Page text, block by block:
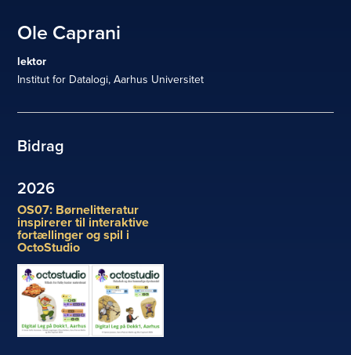
Ole Caprani
lektor
Institut for Datalogi, Aarhus Universitet
Bidrag
2026
OS07: Børnelitteratur
inspirerer til interaktive
fortællinger og spil i
OctoStudio